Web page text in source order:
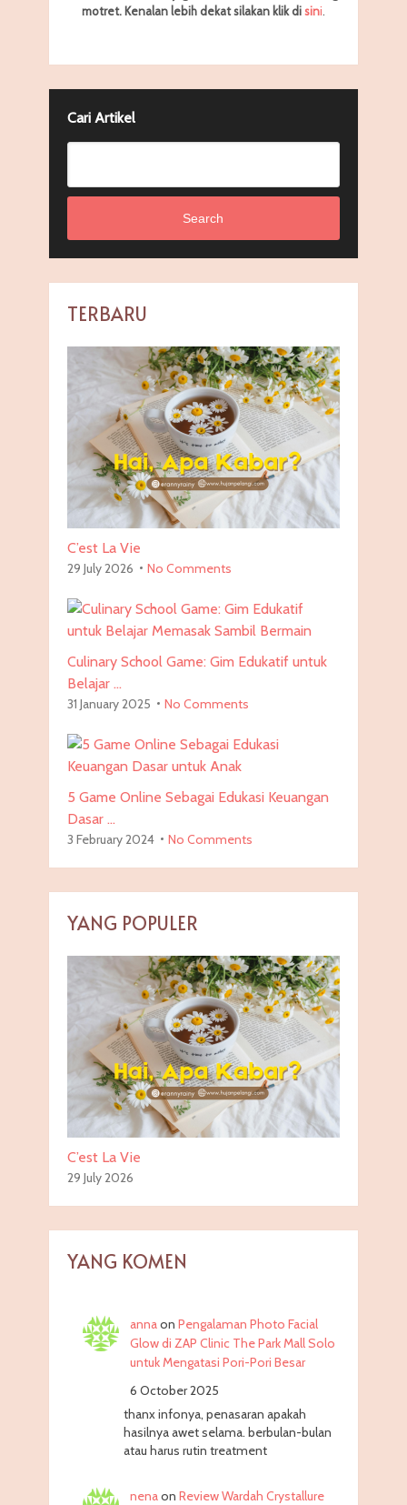
motret. Kenalan lebih dekat silakan klik disini
Cari Artikel
Search
TERBARU
C’est La Vie
29 July 2026 No Comments
Culinary School Game: Gim Edukatif untuk
Belajar …
31 January 2025 No Comments
5 Game Online Sebagai Edukasi Keuangan
Dasar …
3 February 2024 No Comments
YANG POPULER
C’est La Vie
29 July 2026
YANG KOMEN
annaon Pengalaman Photo Facial
Glow di ZAP Clinic The Park Mall Solo
untuk Mengatasi Pori-Pori Besar
6 October 2025
thanx infonya, penasaran apakah
hasilnya awet selama. berbulan-bulan
atau harus rutin treatment
nenaon Review Wardah Crystallure